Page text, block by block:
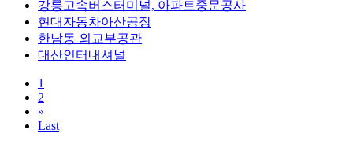
강릉고속버스터미널, 아파트중문공사
현대자동차아산공장
한남동 외교부공관
대산인터내셔널
1
2
»
Last